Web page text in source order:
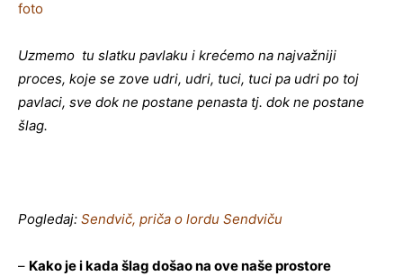
foto
Uzmemo tu slatku pavlaku i krećemo na najvažniji
proces, koje se zove udri, udri, tuci, tuci pa udri po toj
pavlaci, sve dok ne postane penasta tj. dok ne postane
šlag.
Pogledaj: Sendvič, priča o lordu Sendviču
– Kako je i kada šlag došao na ove naše prostore